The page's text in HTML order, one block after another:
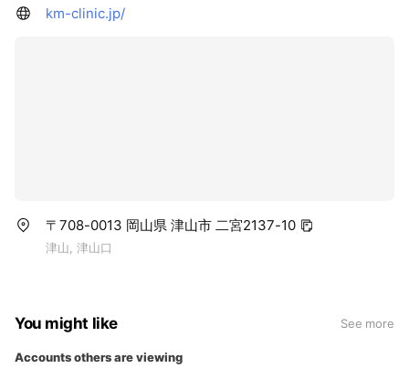
km-clinic.jp/
〒708-0013 岡山県 津山市 二宮2137-10
津山, 津山口
You might like See more
Accounts others are viewing